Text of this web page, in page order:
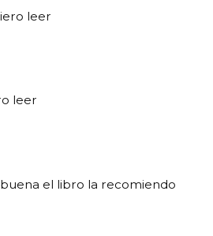
leer
leer
buena el libro la recomiendo